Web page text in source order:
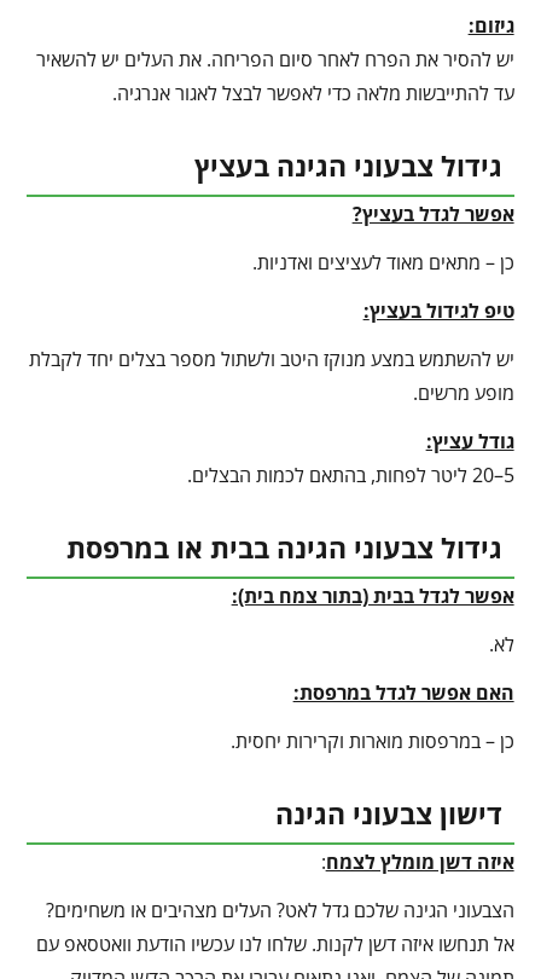
גיזום:
יש להסיר את הפרח לאחר סיום הפריחה. את העלים יש להשאיר
עד להתייבשות מלאה כדי לאפשר לבצל לאגור אנרגיה.
גידול צבעוני הגינה בעציץ
אפשר לגדל בעציץ?
כן – מתאים מאוד לעציצים ואדניות.
טיפ לגידול בעציץ:
יש להשתמש במצע מנוקז היטב ולשתול מספר בצלים יחד לקבלת
מופע מרשים.
גודל עציץ:
5–20 ליטר לפחות, בהתאם לכמות הבצלים.
גידול צבעוני הגינה בבית או במרפסת
אפשר לגדל בבית (בתור צמח בית):
לא.
האם אפשר לגדל במרפסת:
כן – במרפסות מוארות וקרירות יחסית.
דישון צבעוני הגינה
איזה דשן מומלץ לצמח:
הצבעוני הגינה שלכם גדל לאט? העלים מצהיבים או משחימים?
אל תנחשו איזה דשן לקנות. שלחו לנו עכשיו הודעת וואטסאפ עם